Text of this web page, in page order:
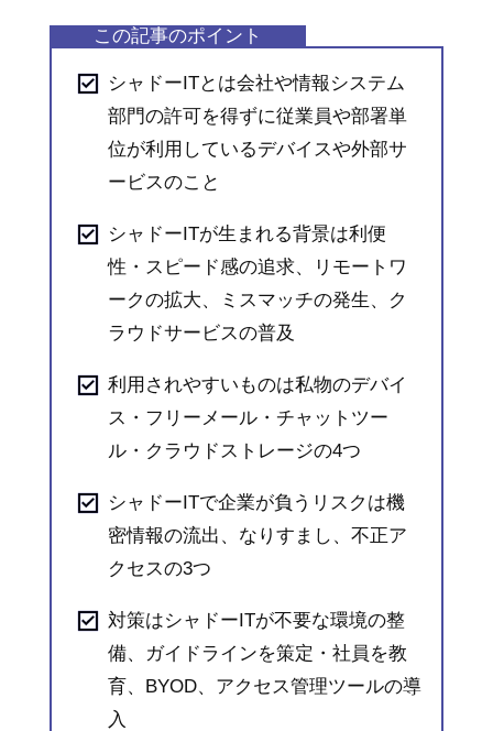
シャドーITとは会社や情報システム
部門の許可を得ずに従業員や部署単
位が利用しているデバイスや外部サ
ービスのこと
シャドーITが生まれる背景は利便
性・スピード感の追求、リモートワ
ークの拡大、ミスマッチの発生、ク
ラウドサービスの普及
利用されやすいものは私物のデバイ
ス・フリーメール・チャットツー
ル・クラウドストレージの4つ
シャドーITで企業が負うリスクは機
密情報の流出、なりすまし、不正ア
クセスの3つ
対策はシャドーITが不要な環境の整
備、ガイドラインを策定・社員を教
育、BYOD、アクセス管理ツールの導
入